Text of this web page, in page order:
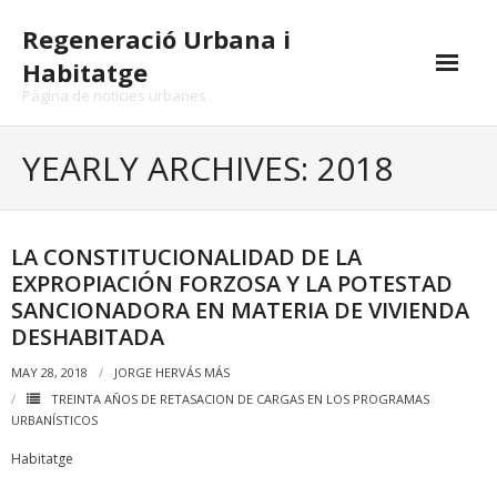
Regeneració Urbana i
Habitatge
Pàgina de noticies urbanes
YEARLY ARCHIVES: 2018
LA CONSTITUCIONALIDAD DE LA
EXPROPIACIÓN FORZOSA Y LA POTESTAD
SANCIONADORA EN MATERIA DE VIVIENDA
DESHABITADA
MAY 28, 2018
JORGE HERVÁS MÁS
TREINTA AÑOS DE RETASACION DE CARGAS EN LOS PROGRAMAS
URBANÍSTICOS
Habitatge